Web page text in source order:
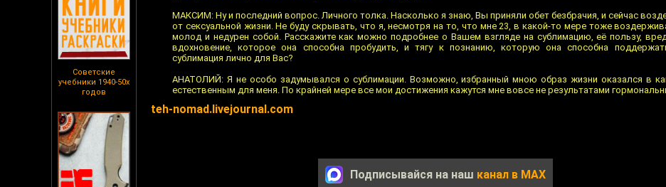
Советские
учебники 1940-50х
годов
МАКСИМ: Ну и последний вопрос. Личного толка. Насколько я знаю, Вы приняли обет безбрачия, и сейчас
от сексуальной жизни. Не буду скрывать, что я, несмотря на то, что мне 23, в какой-то мере тоже
молод и недурен собой. Расскажите как можно подробнее о Вашем взгляде на сублимацию, её пользу,
вдохновение, которое она способна пробудить, и тягу к познанию, которую она способна
сублимация лично для Вас?
АНАТОЛИЙ: Я не особо задумывался о сублимации. Возможно, избранный мною образ жизни оказался в
естественным для меня. По крайней мере все мои достижения кажутся мне вовсе не результатами
teh-nomad.livejournal.com
Подписывайся на наш канал в MAX